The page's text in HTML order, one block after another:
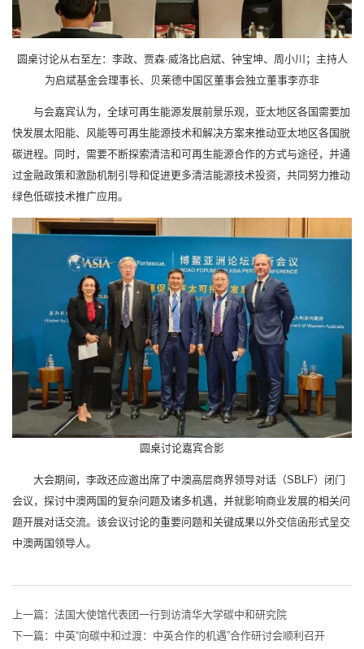
圆桌讨论从右至左：李政、贾森·威洛比启斌、钟宝坤、周小川；主持人
为启斌基金会理事长、贝莱德中国区董事会独立董事李亦非
与会嘉宾认为，全球可再生能源发展前景乐观，亚太地区各国需要加
快发展太阳能、风能等可再生能源技术和解决方案来推动亚太地区各国脱
碳进程。同时，需要不断探索清洁和可再生能源合作的方式与途径，并通
过金融政策和激励机制引导和促进更多清洁能源技术投资，共同努力推动
绿色低碳技术推广应用。
圆桌讨论嘉宾合影
大会期间，李政还应邀出席了中澳高层商界领导对话（SBLF）闭门
会议，探讨中澳两国的复杂问题及诸多机遇，并就影响商业发展的相关问
题开展对话交流。该会议讨论的重要问题和关键成果以外交信函形式呈交
中澳两国领导人。
上一篇： 法国大使馆代表团一行到访清华大学碳中和研究院
下一篇： 中英“向碳中和过渡：中英合作的机遇”合作研讨会顺利召开